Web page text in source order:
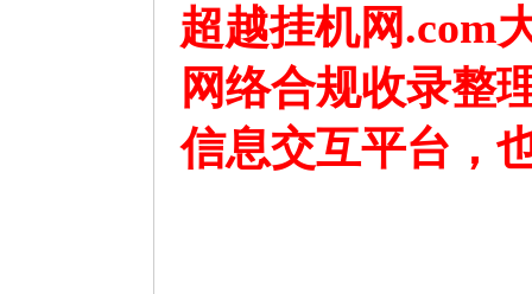
超越挂机网.com
网络合规收录整
信息交互平台，